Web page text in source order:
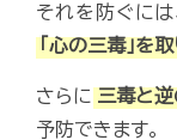
それを防ぐには
「心の三毒」を
さらに 三毒と
予防できます。